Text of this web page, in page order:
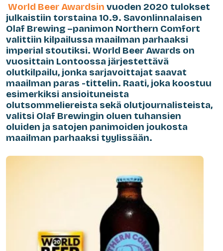
World Beer Awardsin vuoden 2020 tulokset
julkaistiin torstaina 10.9. Savonlinnalaisen
Olaf Brewing –panimon Northern Comfort
valittiin kilpailussa maailman parhaaksi
imperial stoutiksi. World Beer Awards on
vuosittain Lontoossa järjestettävä
olutkilpailu, jonka sarjavoittajat saavat
maailman paras -tittelin. Raati, joka koostuu
esimerkiksi ansioituneista
olutsommeliereista sekä olutjournalisteista,
valitsi Olaf Brewingin oluen tuhansien
oluiden ja satojen panimoiden joukosta
maailman parhaaksi tyylissään.